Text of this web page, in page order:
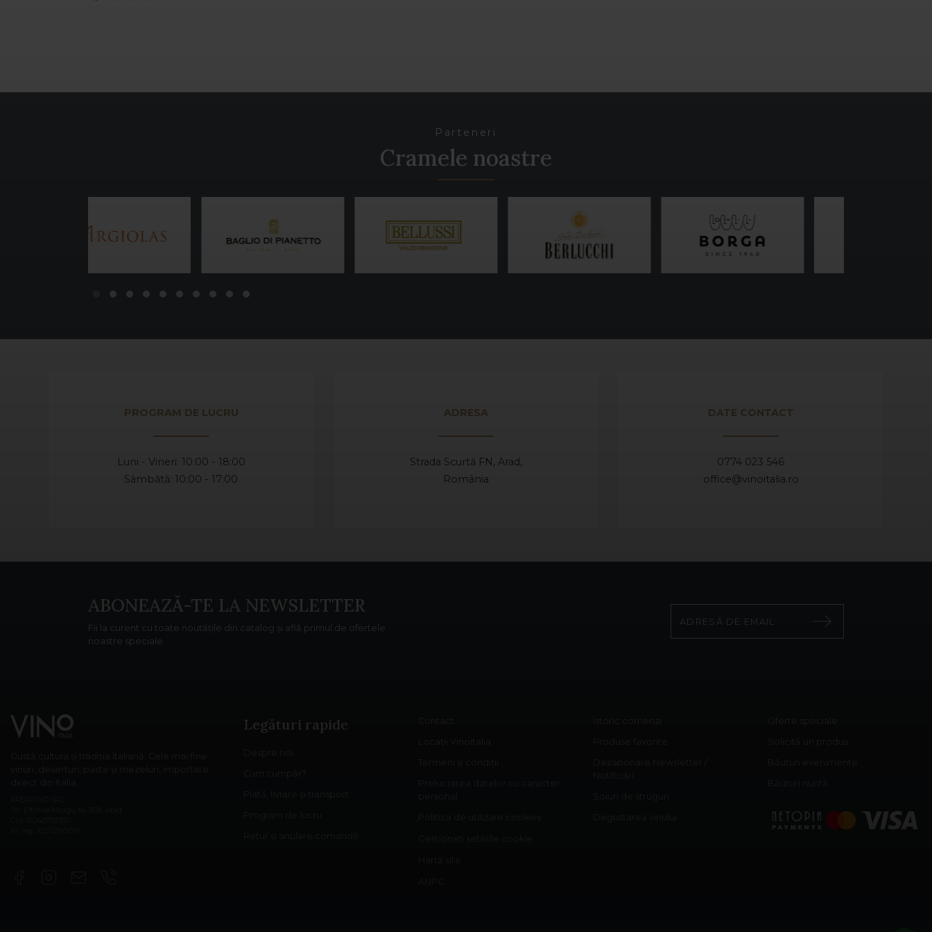
Parteneri
Cramele noastre
PROGRAM DE LUCRU
Luni - Vineri: 10:00 - 18:00
Sâmbătă: 10:00 - 17:00
ADRESA
Strada Scurtă FN, Arad,
România
DATE CONTACT
0774 023 546
office@vinoitalia.ro
ABONEAZĂ-TE LA NEWSLETTER
Fii la curent cu toate noutățile din catalog și află primul de ofertele
noastre speciale.
Legături rapide